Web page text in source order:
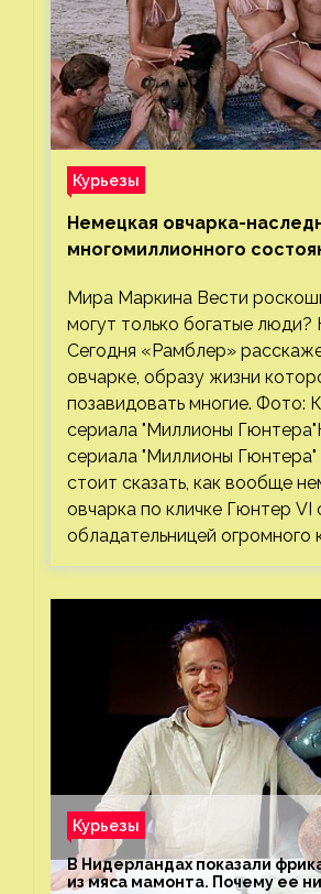
Курьезы
Немецкая овчарка-
многомиллионного
Мира Маркина Вести
могут только богатые люди?
Сегодня «Рамблер»
овчарке, образу жизни
позавидовать многие. Фото:
сериала "Миллионы
сериала "Миллионы Гюнтера"
стоит сказать, как вообще
овчарка по кличке Гюнтер VI
обладательницей огромного
Курьезы
В Нидерландах показали
из мяса мамонта. Почему ее